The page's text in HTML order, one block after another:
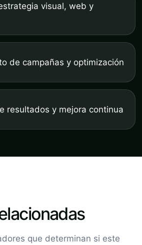
visual, web y
de campañas y optimización
resultados y mejora continua
que determinan si este